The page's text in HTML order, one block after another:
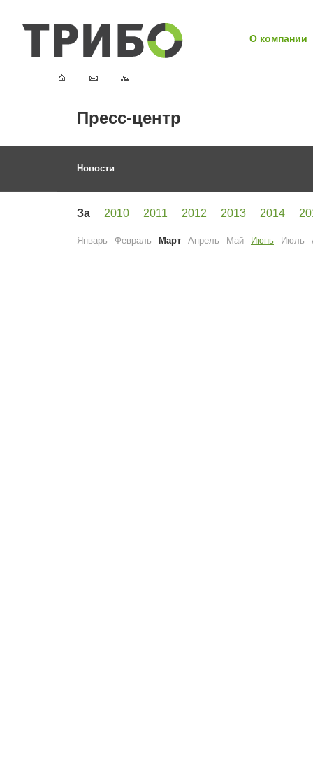
О компании
Пресс-центр
Новости
За 2010 2011 2012 2013 2014
Январь Февраль Март Апрель Май Июнь Июль